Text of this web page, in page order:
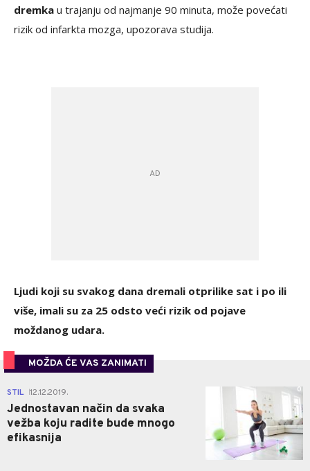
dremka u trajanju od najmanje 90 minuta, može povećati
rizik od infarkta mozga, upozorava studija.
Ljudi koji su svakog dana dremali otprilike sat i po ili
više, imali su za 25 odsto veći rizik od pojave
moždanog udara.
MOŽDA ĆE VAS ZANIMATI
STIL 12.12.2019.
Jednostavan način da svaka
vežba koju radite bude mnogo
efikasnija
0